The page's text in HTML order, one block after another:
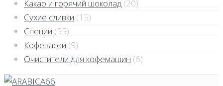
Какао и горячий шоколад (20)
Сухие сливки (15)
Специи (55)
Кофеварки (9)
Очистители для кофемашин (6)